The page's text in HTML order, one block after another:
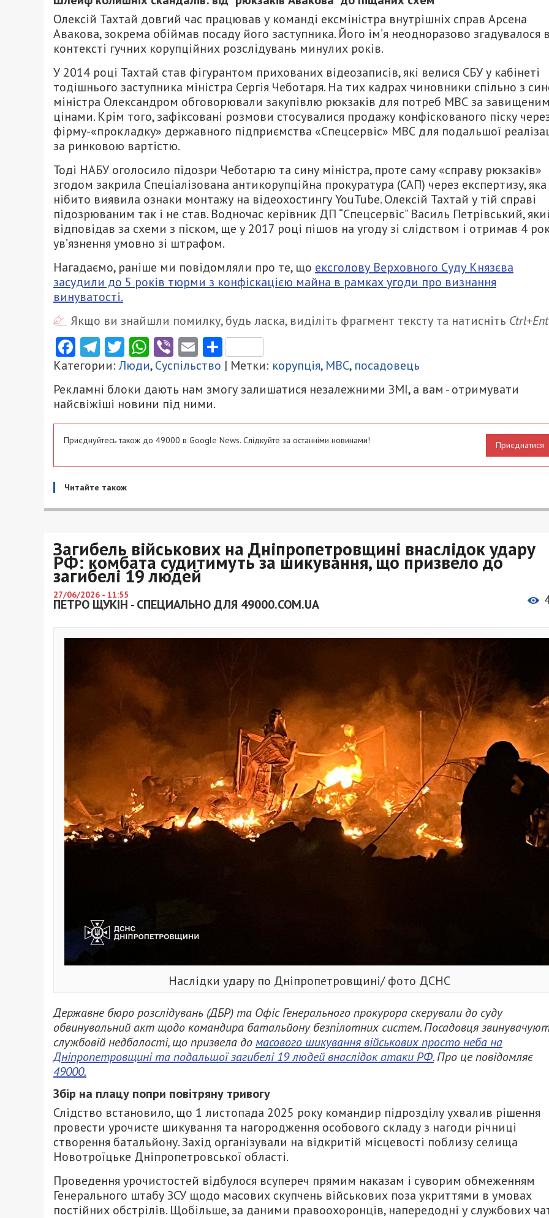
Олексій Тахтай довгий час працював у команді ексміністра внутрішніх справ Арсена
Авакова, зокрема обіймав посаду його заступника. Його ім’я неодноразово згадувалося
контексті гучних корупційних розслідувань минулих років.
У 2014 році Тахтай став фігурантом прихованих відеозаписів, які велися СБУ у кабінеті
тодішнього заступника міністра Сергія Чеботаря. На тих кадрах чиновники спільно з
міністра Олександром обговорювали закупівлю рюкзаків для потреб МВС за
цінами. Крім того, зафіксовані розмови стосувалися продажу конфіскованого піску
фірму-«прокладку» державного підприємства «Спецсервіс» МВС для подальшої
за ринковою вартістю.
Тоді НАБУ оголосило підозри Чеботарю та сину міністра, проте саму «справу рюкзаків»
згодом закрила Спеціалізована антикорупційна прокуратура (САП) через експертизу, яка
нібито виявила ознаки монтажу на відеохостингу YouTube. Олексій Тахтай у тій справі
підозрюваним так і не став. Водночас керівник ДП “Спецсервіс” Василь Петрівський,
відповідав за схеми з піском, ще у 2017 році пішов на угоду зі слідством і отримав 4
ув’язнення умовно зі штрафом.
Нагадаємо, раніше ми повідомляли про те, що ексголову Верховного Суду Князєва
засудили до 5 років тюрми з конфіскацією майна в рамках угоди про визнання
винуватості.
Якщо ви знайшли помилку, будь ласка, виділіть фрагмент тексту та натисніть
Facebook
Telegram
Twitter
WhatsApp
ViberEmailПоділитися
Категории:Люди,Суспільство | Метки: корупція, МВС, посадовець
Рекламні блоки дають нам змогу залишатися незалежними ЗМІ, а вам - отримувати
найсвіжіші новини під ними.
Приєднуйтесь також до 49000 в Google News. Слідкуйте за останніми новинами! Приєднатися
Читайте також
Загибель військових на Дніпропетровщині внаслідок удару
РФ: комбата судитимуть за шикування, що призвело до
загибелі 19 людей
27/06/2026 - 11:55
ПЕТРО ЩУКІН - СПЕЦИАЛЬНО ДЛЯ 49000.COM.UA
Наслідки удару по Дніпропетровщині/ фото ДСНС
Державне бюро розслідувань (ДБР) та Офіс Генерального прокурора скерували до суду
обвинувальний акт щодо командира батальйону безпілотних систем. Посадовця
службовій недбалості, що призвела домасового шикування військових просто неба на
Дніпропетровщині та подальшої загибелі 19 людей внаслідок атаки РФ.Про це повідомляє
49000.
Збір на плацу попри повітряну тривогу
Слідство встановило, що 1 листопада 2025 року командир підрозділу ухвалив рішення
провести урочисте шикування та нагородження особового складу з нагоди річниці
створення батальйону. Захід організували на відкритій місцевості поблизу селища
Новотроїцьке Дніпропетровської області.
Проведення урочистостей відбулося всупереч прямим наказам і суворим обмеженням
Генерального штабу ЗСУ щодо масових скупчень військових поза укриттями в умовах
постійних обстрілів. Щобільше, за даними правоохоронців, напередодні у службових